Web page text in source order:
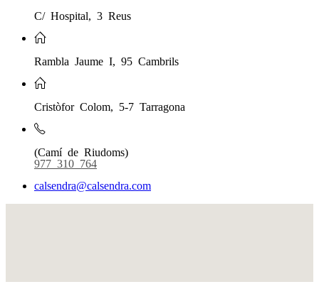
C/ Hospital, 3 Reus
Rambla Jaume I, 95 Cambrils
Cristòfor Colom, 5-7 Tarragona
(Camí de Riudoms)
977 310 764
calsendra@calsendra.com